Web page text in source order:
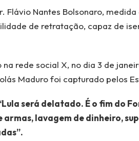
Flávio Nantes Bolsonaro,
de retratação, capaz de
rede social X, no dia 3 de
Maduro foi capturado pelos
será delatado. É o fim do
lavagem de dinheiro,